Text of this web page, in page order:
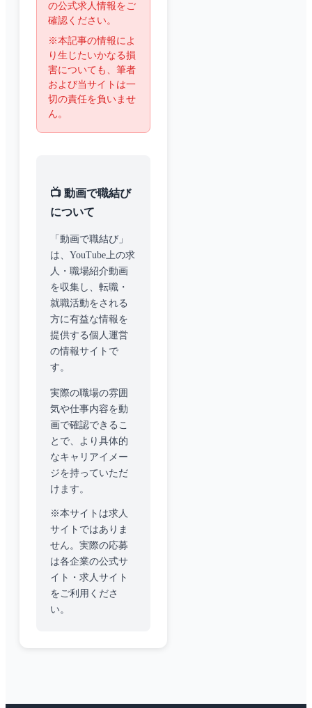
の公式求人情報をご
確認ください。
※本記事の情報によ
り生じたいかなる損
害についても、筆者
および当サイトは一
切の責任を負いませ
ん。
📺 動画で職結び
について
「動画で職結び」
は、YouTube上の求
人・職場紹介動画
を収集し、転職・
就職活動をされる
方に有益な情報を
提供する個人運営
の情報サイトで
す。
実際の職場の雰囲
気や仕事内容を動
画で確認できるこ
とで、より具体的
なキャリアイメー
ジを持っていただ
けます。
※本サイトは求人
サイトではありま
せん。実際の応募
は各企業の公式サ
イト・求人サイト
をご利用くださ
い。